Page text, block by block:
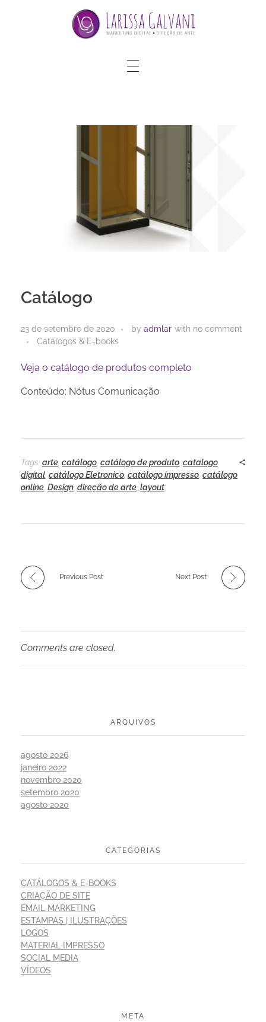
Catálogo
23 de setembro de 2020 by admlar with no comment
Catálogos & E-books
Veja o catálogo de produtos completo
Conteúdo: Nótus Comunicação
Tags: arte catálogo catálogo de produto catalogo
digital catálogo Eletronico catálogo impresso catálogo
online Design direção de arte layout
Previous Post Next Post
Comments are closed.
ARQUIVOS
agosto 2026
janeiro 2022
novembro 2020
setembro 2020
agosto 2020
CATEGORIAS
CATÁLOGOS & E-BOOKS
CRIAÇÃO DE SITE
EMAIL MARKETING
ESTAMPAS | ILUSTRAÇÕES
LOGOS
MATERIAL IMPRESSO
SOCIAL MEDIA
VÍDEOS
META